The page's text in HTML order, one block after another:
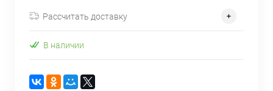
Рассчитать доставку
В наличии
недели
Остались вопросы?
plait.ru